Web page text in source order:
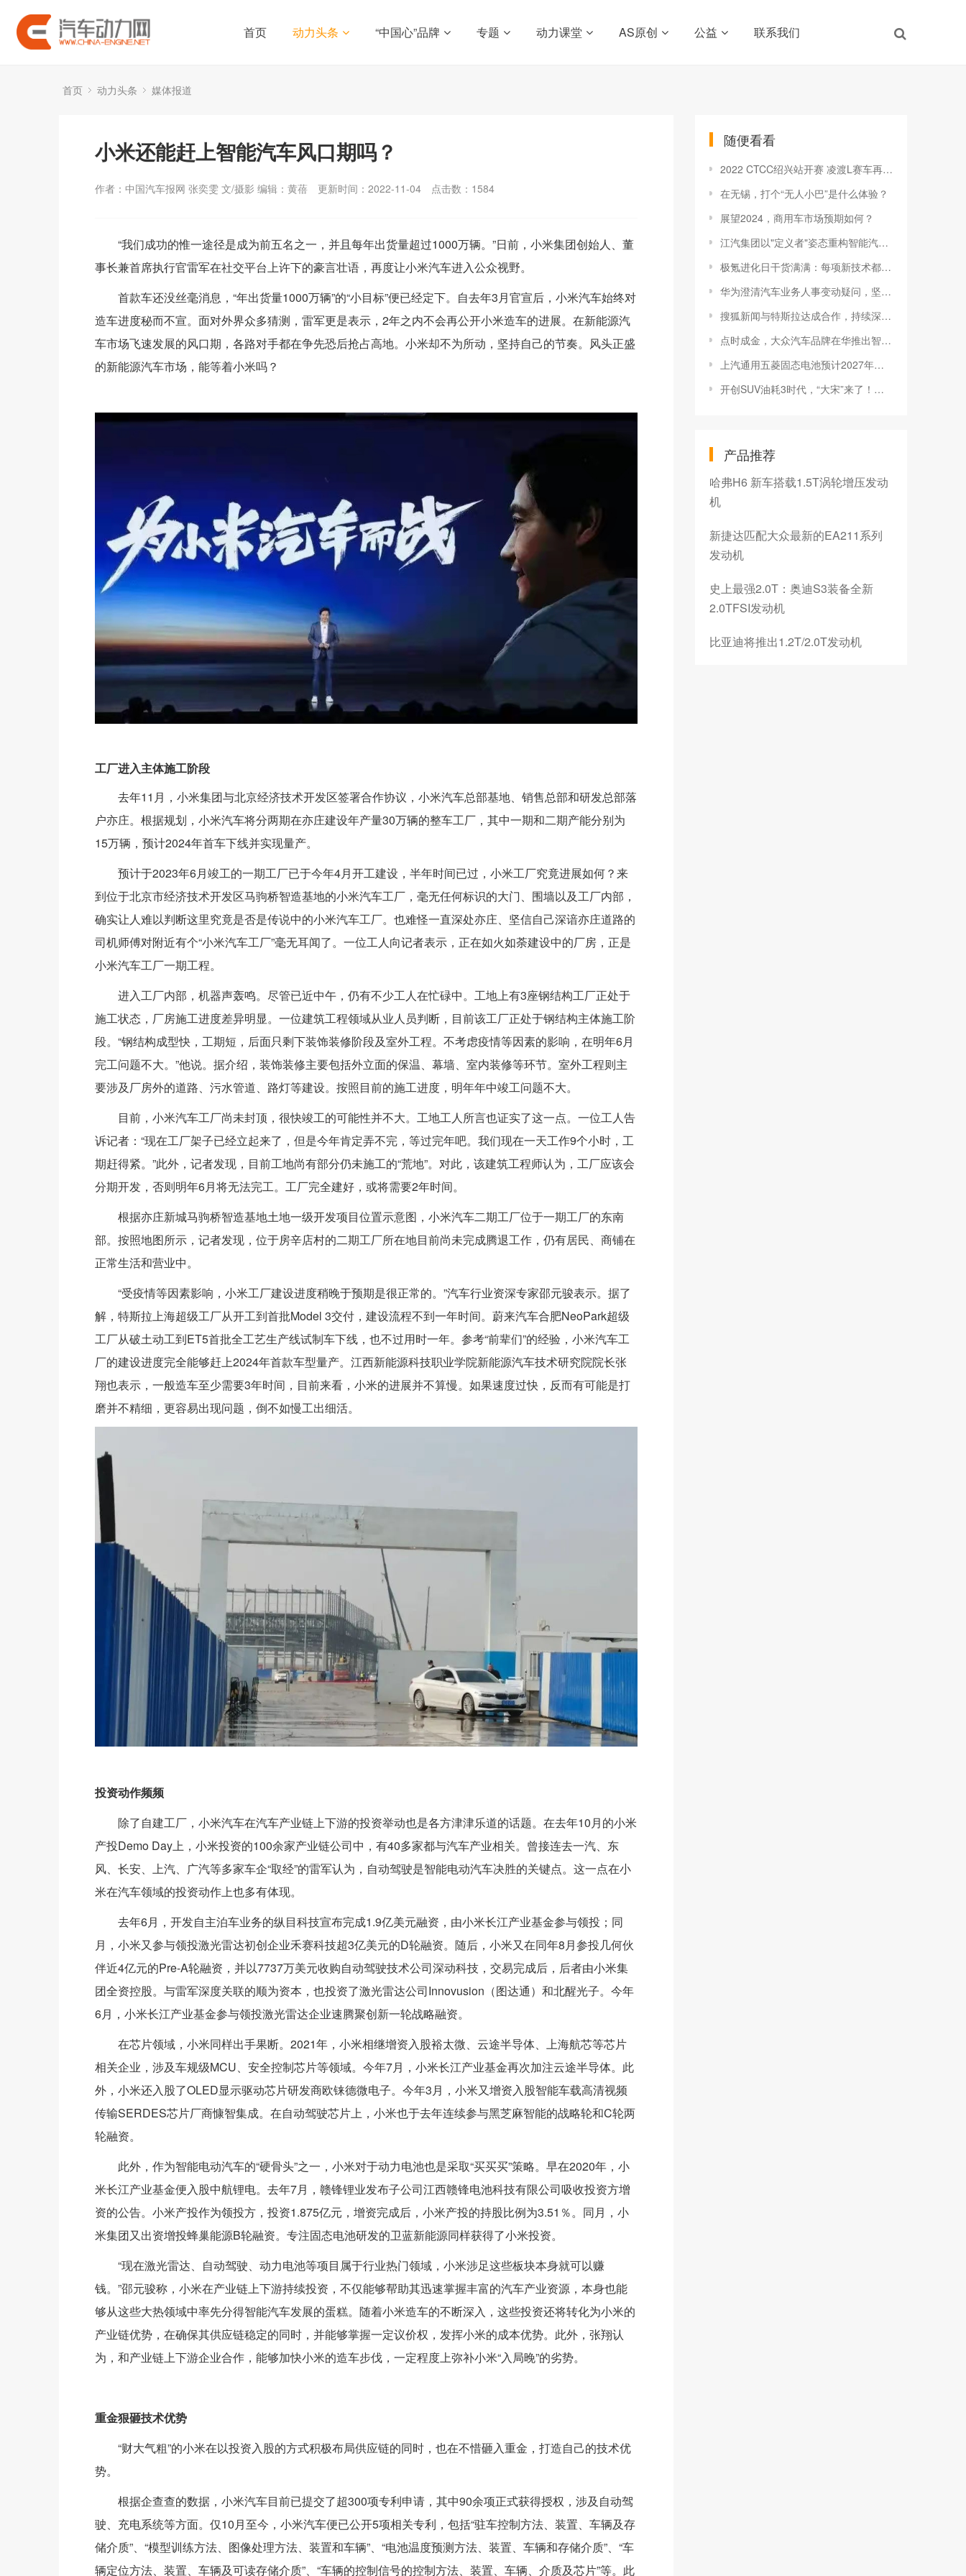
首页 动力头条 “中国心”品牌 专题 动力课堂 AS原创 公益 联系我们
首页 动力头条 媒体报道
小米还能赶上智能汽车风口期吗？
作者：中国汽车报网 张奕雯 文/摄影 编辑：黄蓓 更新时间：2022-11-04 点击数： 1584
“我们成功的惟一途径是成为前五名之一，并且每年出货量超过1000万辆。”日前，小米集团创始人、董
事长兼首席执行官雷军在社交平台上许下的豪言壮语，再度让小米汽车进入公众视野。
首款车还没丝毫消息，“年出货量1000万辆”的“小目标”便已经定下。自去年3月官宣后，小米汽车始终对
造车进度秘而不宣。面对外界众多猜测，雷军更是表示，2年之内不会再公开小米造车的进展。在新能源汽
车市场飞速发展的风口期，各路对手都在争先恐后抢占高地。小米却不为所动，坚持自己的节奏。风头正盛
的新能源汽车市场，能等着小米吗？
工厂进入主体施工阶段
去年11月，小米集团与北京经济技术开发区签署合作协议，小米汽车总部基地、销售总部和研发总部落
户亦庄。根据规划，小米汽车将分两期在亦庄建设年产量30万辆的整车工厂，其中一期和二期产能分别为
15万辆，预计2024年首车下线并实现量产。
预计于2023年6月竣工的一期工厂已于今年4月开工建设，半年时间已过，小米工厂究竟进展如何？来
到位于北京市经济技术开发区马驹桥智造基地的小米汽车工厂，毫无任何标识的大门、围墙以及工厂内部，
确实让人难以判断这里究竟是否是传说中的小米汽车工厂。也难怪一直深处亦庄、坚信自己深谙亦庄道路的
司机师傅对附近有个“小米汽车工厂”毫无耳闻了。一位工人向记者表示，正在如火如荼建设中的厂房，正是
小米汽车工厂一期工程。
进入工厂内部，机器声轰鸣。尽管已近中午，仍有不少工人在忙碌中。工地上有3座钢结构工厂正处于
施工状态，厂房施工进度差异明显。一位建筑工程领域从业人员判断，目前该工厂正处于钢结构主体施工阶
段。“钢结构成型快，工期短，后面只剩下装饰装修阶段及室外工程。不考虑疫情等因素的影响，在明年6月
完工问题不大。”他说。据介绍，装饰装修主要包括外立面的保温、幕墙、室内装修等环节。室外工程则主
要涉及厂房外的道路、污水管道、路灯等建设。按照目前的施工进度，明年年中竣工问题不大。
目前，小米汽车工厂尚未封顶，很快竣工的可能性并不大。工地工人所言也证实了这一点。一位工人告
诉记者：“现在工厂架子已经立起来了，但是今年肯定弄不完，等过完年吧。我们现在一天工作9个小时，工
期赶得紧。”此外，记者发现，目前工地尚有部分仍未施工的“荒地”。对此，该建筑工程师认为，工厂应该会
分期开发，否则明年6月将无法完工。工厂完全建好，或将需要2年时间。
根据亦庄新城马驹桥智造基地土地一级开发项目位置示意图，小米汽车二期工厂位于一期工厂的东南
部。按照地图所示，记者发现，位于房辛店村的二期工厂所在地目前尚未完成腾退工作，仍有居民、商铺在
正常生活和营业中。
“受疫情等因素影响，小米工厂建设进度稍晚于预期是很正常的。”汽车行业资深专家邵元骏表示。据了
解，特斯拉上海超级工厂从开工到首批Model 3交付，建设流程不到一年时间。蔚来汽车合肥NeoPark超级
工厂从破土动工到ET5首批全工艺生产线试制车下线，也不过用时一年。参考“前辈们”的经验，小米汽车工
厂的建设进度完全能够赶上2024年首款车型量产。江西新能源科技职业学院新能源汽车技术研究院院长张
翔也表示，一般造车至少需要3年时间，目前来看，小米的进展并不算慢。如果速度过快，反而有可能是打
磨并不精细，更容易出现问题，倒不如慢工出细活。
投资动作频频
除了自建工厂，小米汽车在汽车产业链上下游的投资举动也是各方津津乐道的话题。在去年10月的小米
产投Demo Day上，小米投资的100余家产业链公司中，有40多家都与汽车产业相关。曾接连去一汽、东
风、长安、上汽、广汽等多家车企“取经”的雷军认为，自动驾驶是智能电动汽车决胜的关键点。这一点在小
米在汽车领域的投资动作上也多有体现。
去年6月，开发自主泊车业务的纵目科技宣布完成1.9亿美元融资，由小米长江产业基金参与领投；同
月，小米又参与领投激光雷达初创企业禾赛科技超3亿美元的D轮融资。随后，小米又在同年8月参投几何伙
伴近4亿元的Pre-A轮融资，并以7737万美元收购自动驾驶技术公司深动科技，交易完成后，后者由小米集
团全资控股。与雷军深度关联的顺为资本，也投资了激光雷达公司Innovusion（图达通）和北醒光子。今年
6月，小米长江产业基金参与领投激光雷达企业速腾聚创新一轮战略融资。
在芯片领域，小米同样出手果断。2021年，小米相继增资入股裕太微、云途半导体、上海航芯等芯片
相关企业，涉及车规级MCU、安全控制芯片等领域。今年7月，小米长江产业基金再次加注云途半导体。此
外，小米还入股了OLED显示驱动芯片研发商欧铼德微电子。今年3月，小米又增资入股智能车载高清视频
传输SERDES芯片厂商慷智集成。在自动驾驶芯片上，小米也于去年连续参与黑芝麻智能的战略轮和C轮两
轮融资。
此外，作为智能电动汽车的“硬骨头”之一，小米对于动力电池也是采取“买买买”策略。早在2020年，小
米长江产业基金便入股中航锂电。去年7月，赣锋锂业发布子公司江西赣锋电池科技有限公司吸收投资方增
资的公告。小米产投作为领投方，投资1.875亿元，增资完成后，小米产投的持股比例为3.51％。同月，小
米集团又出资增投蜂巢能源B轮融资。专注固态电池研发的卫蓝新能源同样获得了小米投资。
“现在激光雷达、自动驾驶、动力电池等项目属于行业热门领域，小米涉足这些板块本身就可以赚
钱。”邵元骏称，小米在产业链上下游持续投资，不仅能够帮助其迅速掌握丰富的汽车产业资源，本身也能
够从这些大热领域中率先分得智能汽车发展的蛋糕。随着小米造车的不断深入，这些投资还将转化为小米的
产业链优势，在确保其供应链稳定的同时，并能够掌握一定议价权，发挥小米的成本优势。此外，张翔认
为，和产业链上下游企业合作，能够加快小米的造车步伐，一定程度上弥补小米“入局晚”的劣势。
重金狠砸技术优势
“财大气粗”的小米在以投资入股的方式积极布局供应链的同时，也在不惜砸入重金，打造自己的技术优
势。
根据企查查的数据，小米汽车目前已提交了超300项专利申请，其中90余项正式获得授权，涉及自动驾
驶、充电系统等方面。仅10月至今，小米汽车便已公开5项相关专利，包括“驻车控制方法、装置、车辆及存
储介质”、“模型训练方法、图像处理方法、装置和车辆”、“电池温度预测方法、装置、车辆和存储介质”、“车
辆定位方法、装置、车辆及可读存储介质”、“车辆的控制信号的控制方法、装置、车辆、介质及芯片”等。此
随便看看
2022 CTCC绍兴站开赛 凌渡L赛车再取佳绩 积分榜持续领跑
在无锡，打个“无人小巴”是什么体验？
展望2024，商用车市场预期如何？
江汽集团以"定义者"姿态重构智能汽车坐标系​——2025上海车展展现中国智造新范式
极氪进化日干货满满：每项新技术都有具体交付时间
华为澄清汽车业务人事变动疑问，坚定战略方向
搜狐新闻与特斯拉达成合作，持续深耕智能汽车“视听化”应用
点时成金，大众汽车品牌在华推出智能纯电新品类ID. UX
上汽通用五菱固态电池预计2027年上车
开创SUV油耗3时代，“大宋”来了！宋L DM-i震撼上市13.58万元起
产品推荐
哈弗H6 新车搭载1.5T涡轮增压发动
机
新捷达匹配大众最新的EA211系列
发动机
史上最强2.0T：奥迪S3装备全新
2.0TFSI发动机
比亚迪将推出1.2T/2.0T发动机